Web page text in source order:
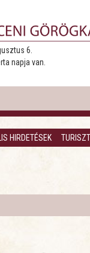
6.
napja van.
HIRDETÉSEK